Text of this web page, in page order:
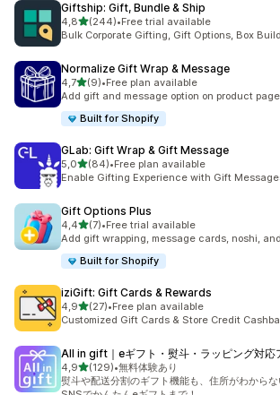
Giftship: Gift, Bundle & Ship
4,85 yıldız üzerinden
(244)
toplam 244 değerlendirme
•Free trial available
Bulk Corporate Gifting, Gift Options, Box
Normalize Gift Wrap & Message
4,75 yıldız üzerinden
(9)
toplam 9 değerlendirme
•Free plan available
Add gift and message option on product
Built for Shopify
GLab: Gift Wrap & Gift Message
5,05 yıldız üzerinden
(84)
toplam 84 değerlendirme
•Free plan available
Enable Gifting Experience with Gift
Gift Options Plus
4,45 yıldız üzerinden
(7)
toplam 7 değerlendirme
•Free trial available
Add gift wrapping, message cards, noshi,
Built for Shopify
iziGift: Gift Cards & Rewards
4,95 yıldız üzerinden
(27)
toplam 27 değerlendirme
•Free plan available
Customized Gift Cards & Store Credit
All in gift｜eギフト・熨斗・ラッピング対応
4,95 yıldız üzerinden
(129)
toplam 129 değerlendirme
•無料体験あり
熨斗や配送分割のギフト機能も、住所がわから